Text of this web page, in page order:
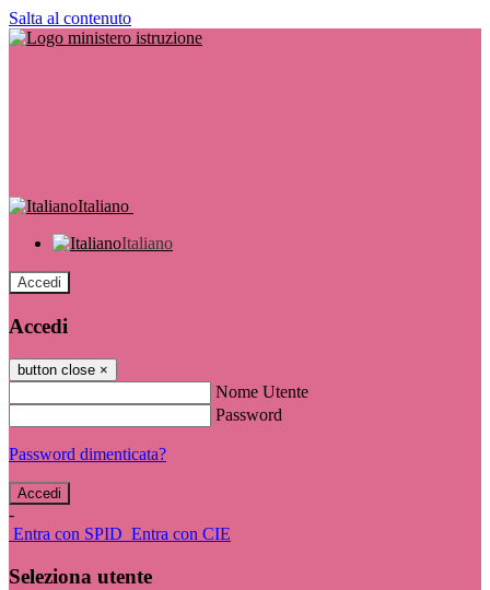
Salta al contenuto
Italiano
Italiano
Accedi
Accedi
button close ×
Nome Utente
Password
Password dimenticata?
-
Entra con SPID Entra con CIE
Seleziona utente